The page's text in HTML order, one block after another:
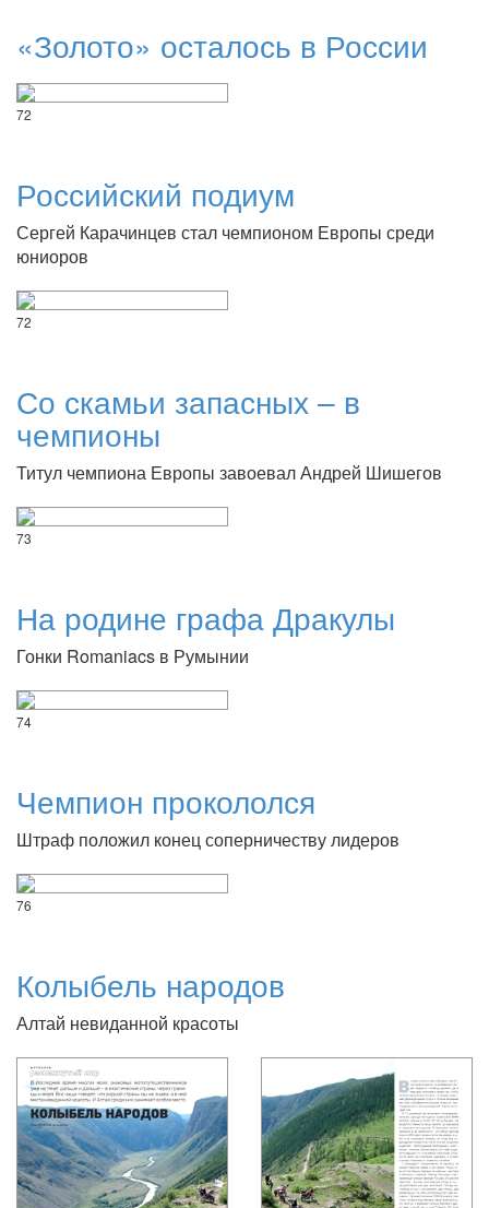
«Золото» осталось в России
72
Российский подиум
Сергей Карачинцев стал чемпионом Европы среди
юниоров
72
Со скамьи запасных – в
чемпионы
Титул чемпиона Европы завоевал Андрей Шишегов
73
На родине графа Дракулы
Гонки Romaniacs в Румынии
74
Чемпион прокололся
Штраф положил конец соперничеству лидеров
76
Колыбель народов
Алтай невиданной красоты